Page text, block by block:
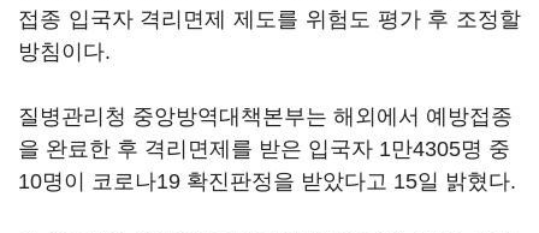
접종 입국자 격리면제 제도를 위험도 평가 후 조정할
방침이다.
질병관리청 중앙방역대책본부는 해외에서 예방접종
을 완료한 후 격리면제를 받은 입국자 1만4305명 중
10명이 코로나19 확진판정을 받았다고 15일 밝혔다.